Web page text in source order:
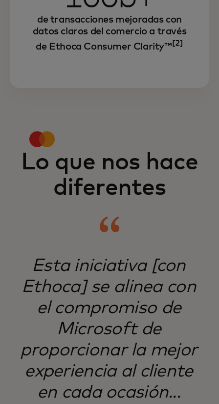
de transacciones mejoradas con
datos claros del comercio a través
de Ethoca Consumer Clarity™ [2]
Lo que nos hace
diferentes
​Esta iniciativa [con
Ethoca] se alinea con
el compromiso de
Microsoft de
proporcionar la mejor
experiencia al cliente
en cada ocasión...